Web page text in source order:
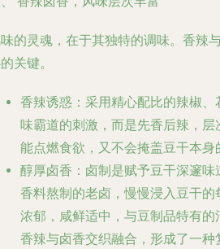
的灵魂，在于其独特的调味。 香辣
关键。
香辣诱惑 ：采用精心配比的辣椒
味霸道的刺激，而是先香后辣，
能点燃食欲，又不会掩盖豆干本
醇厚卤香 ：卤制是赋予豆干深邃
香料熬制的老卤，慢慢浸入豆干
浓郁，咸鲜适中，与豆制品特有
香辣与卤香交织融合，形成了一